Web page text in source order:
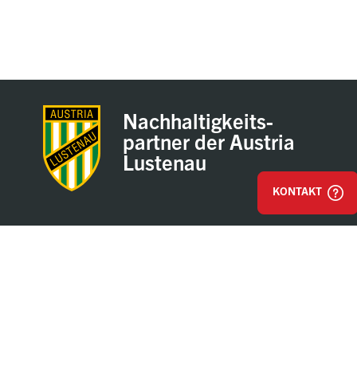
Nachhaltigkeits-
partner der Austria
Lustenau
KONTAKT